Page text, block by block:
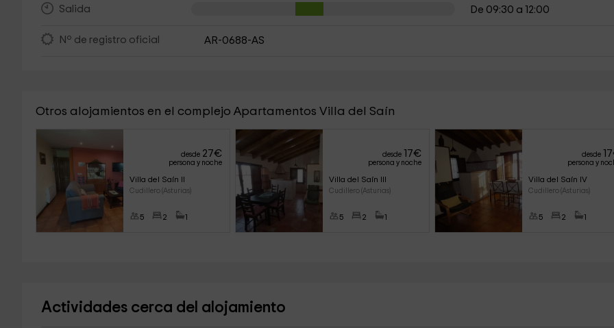
Salida De 09:30 a 12:00
Nº de registro oficial AR-0688-AS
Otros alojamientos en el complejo Apartamentos Villa del Saín
desde 27€
persona y noche
Villa del Saín II
Cudillero (Asturias)
5 2 1
desde 17€
persona y noche
Villa del Saín III
Cudillero (Asturias)
5 2 1
desde 17
persona y
Villa del Saín IV
Cudillero (Asturias)
5 2 1
Actividades cerca del alojamiento